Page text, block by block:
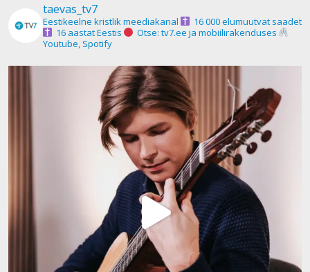
taevas_tv7
Eestikeelne kristlik meediakanal
16 000 elumuutvat saadet
16 aastat Eestis
Otse: tv7.ee ja mobiilirakenduses
Youtube, Spotify